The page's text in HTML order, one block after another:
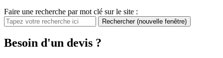
Faire une recherche par mot clé sur le site :
Rechercher (nouvelle fenêtre)
Besoin d'un devis ?